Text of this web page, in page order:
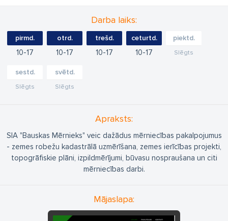
Darba laiks:
pirmd.
10 17
otrd.
10 17
trešd.
10 17
ceturtd.
10 17
piektd.
Slēgts
sestd.
Slēgts
svētd.
Slēgts
Apraksts:
SIA "Bauskas Mērnieks" veic dažādus mērniecības pakalpojumus
- zemes robežu kadastrālā uzmērīšana, zemes ierīcības projekti,
topogrāfiskie plāni, izpildmērījumi, būvasu nospraušana un citi
mērniecības darbi.
Mājaslapa: